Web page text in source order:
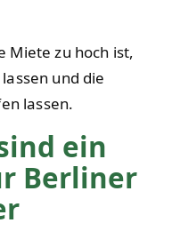
Miete zu hoch ist,
und die
lassen.
ein
Berliner